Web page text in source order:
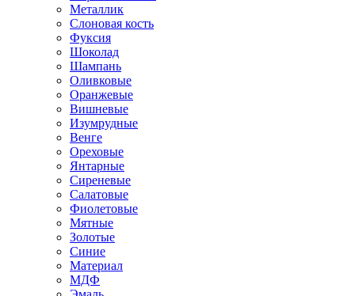
Металлик
Слоновая кость
Фуксия
Шоколад
Шампань
Оливковые
Оранжевые
Вишневые
Изумрудные
Венге
Ореховые
Янтарные
Сиреневые
Салатовые
Фиолетовые
Мятные
Золотые
Синие
Материал
МДФ